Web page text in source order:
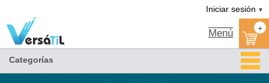
Iniciar sesión ▼
Menú +
Categorías